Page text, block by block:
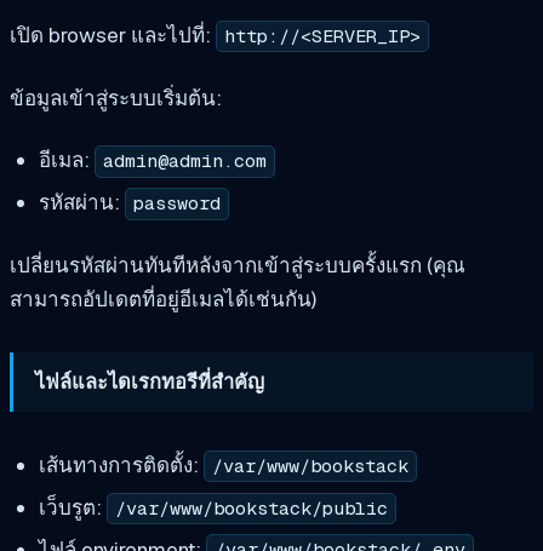
เปิด browser และไปที่: http://<SERVER_IP>
ข้อมูลเข้าสู่ระบบเริ่มต้น:
อีเมล: admin@admin.com
รหัสผ่าน: password
เปลี่ยนรหัสผ่านทันทีหลังจากเข้าสู่ระบบครั้งแรก (คุณ
สามารถอัปเดตที่อยู่อีเมลได้เช่นกัน)
ไฟล์และไดเรกทอรีที่สำคัญ
เส้นทางการติดตั้ง: /var/www/bookstack
เว็บรูต: /var/www/bookstack/public